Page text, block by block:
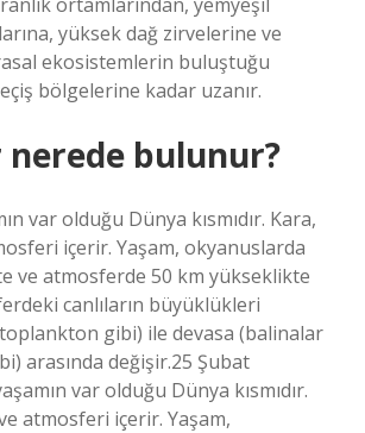
yüksek dağ zirvelerine ve
ekosistemlerin buluştuğu
bölgelerine kadar uzanır.
nerede bulunur?
var olduğu Dünya kısmıdır. Kara,
içerir. Yaşam, okyanuslarda
ve atmosferde 50 km yükseklikte
canlıların büyüklükleri
gibi) ile devasa (balinalar
arasında değişir.25 Şubat
var olduğu Dünya kısmıdır.
atmosferi içerir. Yaşam,